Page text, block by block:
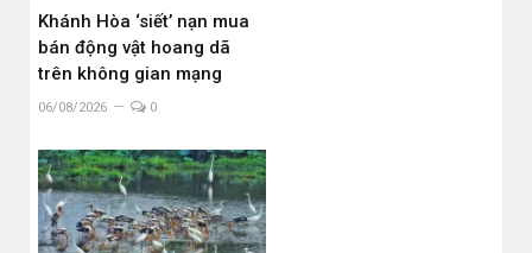
Khánh Hòa ‘siết’ nạn mua
bán động vật hoang dã
trên không gian mạng
06/08/2026 0